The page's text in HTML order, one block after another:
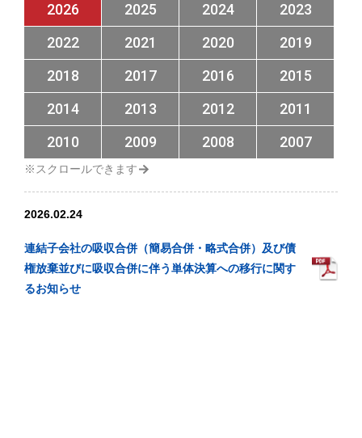
2026 2025 2024
2023
2022
2021 2020
2019
2018
2017 2016
2015
2014
2013 2012
2011
2010
2009 2008 2007
2026.02.24
連結子会社の吸収合併（簡易合併・略式合併）及び債
権放棄並びに吸収合併に伴う単体決算への移行に関す
るお知らせ